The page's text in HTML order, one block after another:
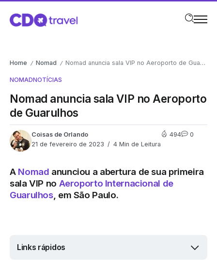
Home / Nomad / Nomad anuncia sala VIP no Aeroporto de Guarulhos
NOMADNOTÍCIAS
Nomad anuncia sala VIP no Aeroporto
de Guarulhos
Coisas de Orlando
21 de fevereiro de 2023
4 Min de Leitura
494 0
A Nomad anunciou a abertura de sua primeira
sala VIP no Aeroporto Internacional de
Guarulhos, em São Paulo.
Links rápidos